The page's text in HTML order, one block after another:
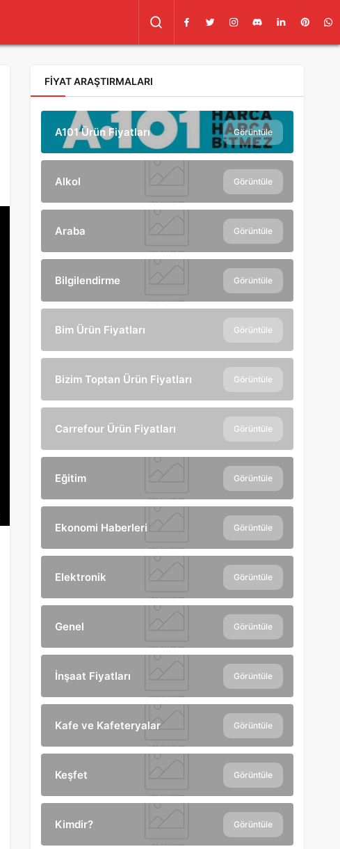
FIYAT ARAŞTIRMALARI
A101 Ürün Fiyatları Görüntüle
Alkol Görüntüle
Araba Görüntüle
Bilgilendirme Görüntüle
Bim Ürün Fiyatları Görüntüle
Bizim Toptan Ürün Fiyatları Görüntüle
Carrefour Ürün Fiyatları Görüntüle
Eğitim Görüntüle
Ekonomi Haberleri Görüntüle
Elektronik Görüntüle
Genel Görüntüle
İnşaat Fiyatları Görüntüle
Kafe ve Kafeteryalar Görüntüle
Keşfet Görüntüle
Kimdir? Görüntüle